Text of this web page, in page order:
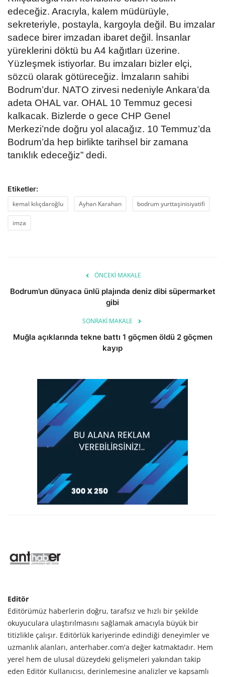
edeceğiz. Aracıyla, kalem müdürüyle,
sekreteriyle, postayla, kargoyla değil. Bu imzalar
sadece birer imzadan ibaret değil. İnsanlar
yüreklerini döktü bu A4 kağıtları üzerine.
Yüzleşmek istiyorlar. Bu imzaları bizler elçi,
sözcü olarak götüreceğiz. İmzaların sahibi
Bodrum’dur. NATO zirvesi nedeniyle Ankara’da
adeta OHAL var. OHAL 10 Temmuz gecesi
kalkacak. Bizlerde o gece CHP Genel
Merkezi’nde doğru yol alacağız. 10 Temmuz’da
Bodrum’da hep birlikte tarihsel bir zamana
tanıklık edeceğiz” dedi.
Etiketler:
kemal kılıçdaroğlu
Ayhan Karahan bodrum yurttaşinisiyatifi
imza
ÖNCEKI MAKALE
Bodrum’un dünyaca ünlü plajında deniz dibi süpermarket
gibi
SONRAKI MAKALE
Muğla açıklarında tekne battı 1 göçmen öldü 2 göçmen
kayıp
Editör
Editörümüz haberlerin doğru, tarafsız ve hızlı bir şekilde
okuyuculara ulaştırılmasını sağlamak amacıyla büyük bir
titizlikle çalışır. Editörlük kariyerinde edindiği deneyimler ve
uzmanlık alanları, anterhaber.com'a değer katmaktadır. Hem
yerel hem de ulusal düzeydeki gelişmeleri yakından takip
eden Editör Kullanıcısı, derinlemesine analizler ve kapsamlı